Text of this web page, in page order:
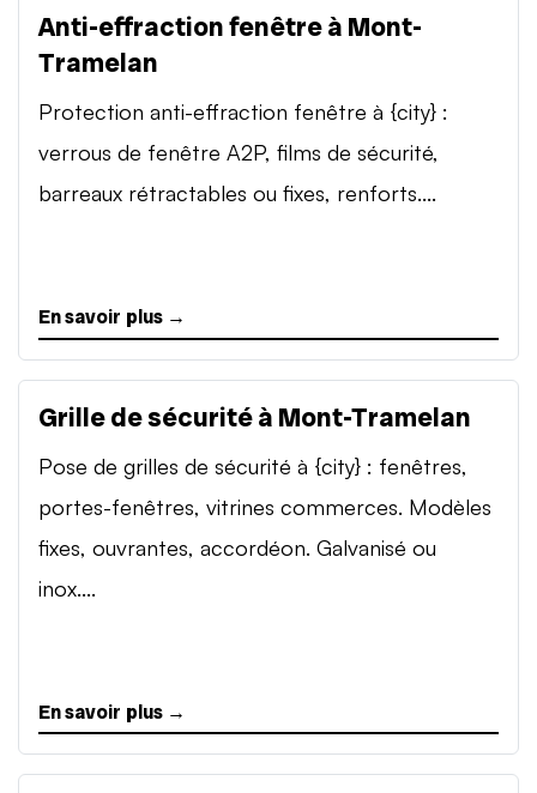
Anti-effraction fenêtre à Mont-
Tramelan
Protection anti-effraction fenêtre à {city} :
verrous de fenêtre A2P, films de sécurité,
barreaux rétractables ou fixes, renforts....
En savoir plus →
Grille de sécurité à Mont-Tramelan
Pose de grilles de sécurité à {city} : fenêtres,
portes-fenêtres, vitrines commerces. Modèles
fixes, ouvrantes, accordéon. Galvanisé ou
inox....
En savoir plus →